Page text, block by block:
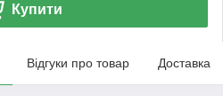
Купити
Відгуки про товар Доставка